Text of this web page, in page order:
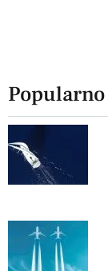
Popularno